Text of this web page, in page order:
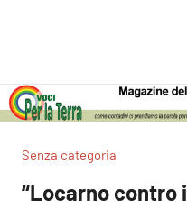
per
la
Terra
per
la
Alimentare
Senza categoria
“Locarno contro